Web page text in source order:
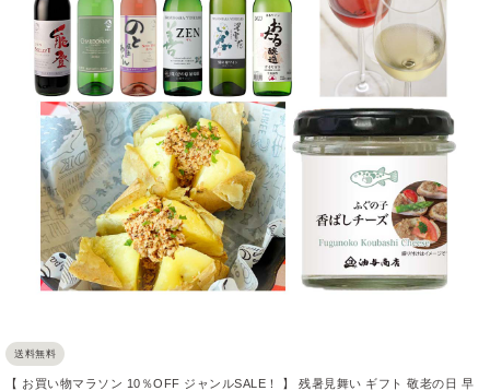
送料無料
【 お買い物マラソン 10％OFF ジャンルSALE！ 】 残暑見舞い ギフト 敬老の日 早